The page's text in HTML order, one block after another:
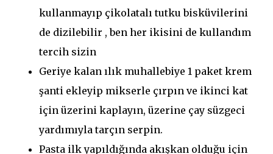
kullanmayıp çikolatalı tutku bisküvilerini
de dizilebilir , ben her ikisini de kullandım
tercih sizin
Geriye kalan ılık muhallebiye 1 paket krem
şanti ekleyip mikserle çırpın ve ikinci kat
için üzerini kaplayın, üzerine çay süzgeci
yardımıyla tarçın serpin.
Pasta ilk yapıldığında akışkan olduğu için